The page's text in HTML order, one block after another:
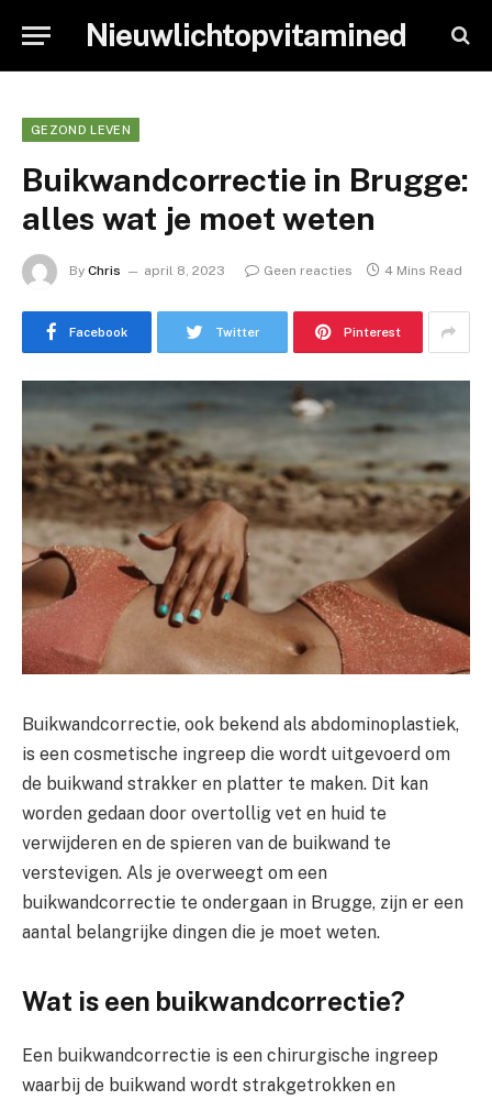
Nieuwlichtopvitamined
GEZOND LEVEN
Buikwandcorrectie in Brugge:
alles wat je moet weten
By Chris april 8, 2023 Geen reacties 4 Mins Read
Facebook Twitter Pinterest
Buikwandcorrectie, ook bekend als abdominoplastiek,
is een cosmetische ingreep die wordt uitgevoerd om
de buikwand strakker en platter te maken. Dit kan
worden gedaan door overtollig vet en huid te
verwijderen en de spieren van de buikwand te
verstevigen. Als je overweegt om een
buikwandcorrectie te ondergaan in Brugge, zijn er een
aantal belangrijke dingen die je moet weten.
Wat is een buikwandcorrectie?
Een buikwandcorrectie is een chirurgische ingreep
waarbij de buikwand wordt strakgetrokken en